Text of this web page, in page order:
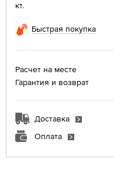
кт.
Быстрая покупка
Расчет на месте
Гарантия и возврат
Доставка
Оплата